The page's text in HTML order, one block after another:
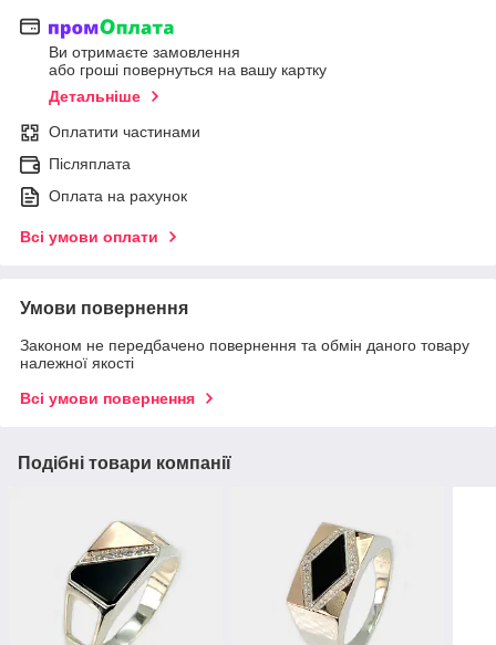
Ви отримаєте замовлення
або гроші повернуться на вашу картку
Детальніше
Оплатити частинами
Післяплата
Оплата на рахунок
Всі умови оплати
Умови повернення
Законом не передбачено повернення та обмін даного товару
належної якості
Всі умови повернення
Подібні товари компанії